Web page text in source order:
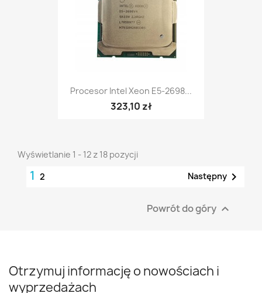
Procesor Intel Xeon E5-2698...
323,10 zł
Wyświetlanie 1 - 12 z 18 pozycji
1 2 Następny 
Powrót do góry 
Otrzymuj informację o nowościach i
wyprzedażach